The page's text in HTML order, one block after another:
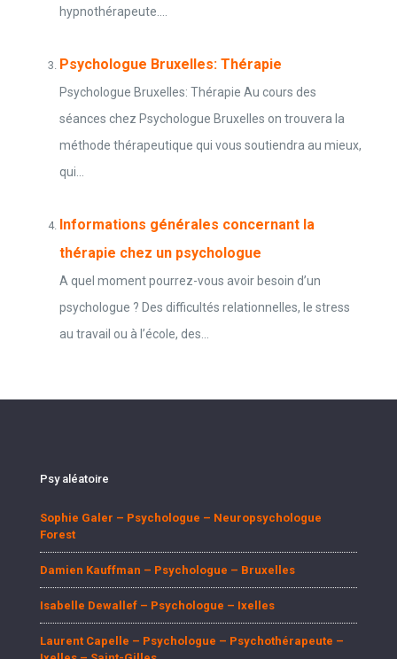
hypnothérapeute....
Psychologue Bruxelles: Thérapie
Psychologue Bruxelles: Thérapie Au cours des
séances chez Psychologue Bruxelles on trouvera la
méthode thérapeutique qui vous soutiendra au mieux,
qui...
Informations générales concernant la
thérapie chez un psychologue
A quel moment pourrez-vous avoir besoin d’un
psychologue ? Des difficultés relationnelles, le stress
au travail ou à l’école, des...
Psy aléatoire
Sophie Galer – Psychologue – Neuropsychologue
Forest
Damien Kauffman – Psychologue – Bruxelles
Isabelle Dewallef – Psychologue – Ixelles
Laurent Capelle – Psychologue – Psychothérapeute –